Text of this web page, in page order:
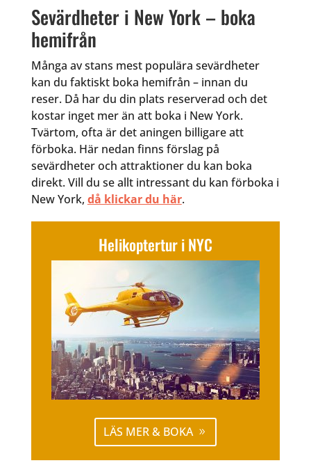
Sevärdheter i New York – boka
hemifrån
Många av stans mest populära sevärdheter
kan du faktiskt boka hemifrån – innan du
reser. Då har du din plats reserverad och det
kostar inget mer än att boka i New York.
Tvärtom, ofta är det aningen billigare att
förboka. Här nedan finns förslag på
sevärdheter och attraktioner du kan boka
direkt. Vill du se allt intressant du kan förboka i
New York, då klickar du här.
Helikoptertur i NYC
LÄS MER & BOKA